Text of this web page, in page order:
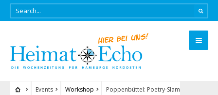
Events Workshop
Poppenbüttel: Poetry-Slam